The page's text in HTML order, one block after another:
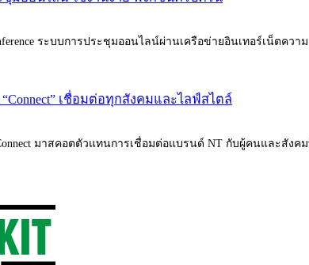
ระบบการประชุมออนไลน์ผ่านเครือข่ายอินเทอร์เน็ตค
เชื่อมต่อทุกสังคมและไลฟ์สไตล์
มาสคอตตัวแทนการเชื่อมต่อแบรนด์ NT กับผู้คนและสัง